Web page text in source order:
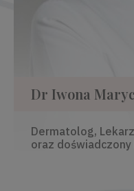
Dr Iwona
Dermatolog,
oraz